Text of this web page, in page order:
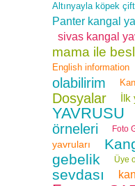
Altınyayla köpek
Panter kangal
sivas kangal
mama ile
English information
olabilirim
Dosyalar İlk
YAVRUSU
örneleri
Foto
yavruları
gebelik
Üye
sevdası